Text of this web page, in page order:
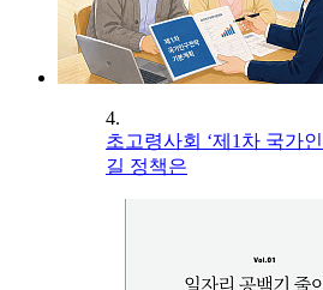
4.
초고령사회 ‘제1차 국가
길 정책은